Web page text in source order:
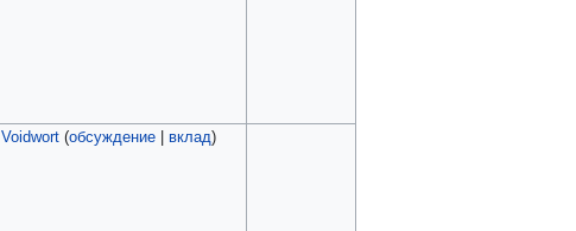
Voidwort (обсуждение| вклад)